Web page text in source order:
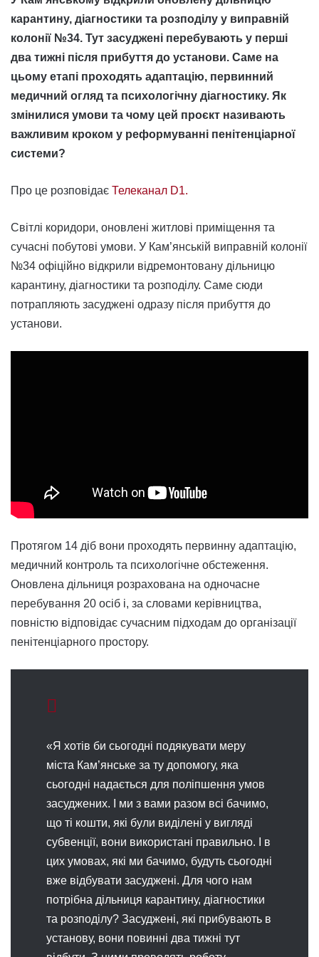
карантину, діагностики та розподілу у виправній
колонії №34. Тут засуджені перебувають у перші
два тижні після прибуття до установи. Саме на
цьому етапі проходять адаптацію, первинний
медичний огляд та психологічну діагностику. Як
змінилися умови та чому цей проєкт називають
важливим кроком у реформуванні пенітенціарної
системи?
Про це розповідає Телеканал D1.
Світлі коридори, оновлені житлові приміщення та
сучасні побутові умови. У Кам’янській виправній колонії
№34 офіційно відкрили відремонтовану дільницю
карантину, діагностики та розподілу. Саме сюди
потрапляють засуджені одразу після прибуття до
установи.
Протягом 14 діб вони проходять первинну адаптацію,
медичний контроль та психологічне обстеження.
Оновлена дільниця розрахована на одночасне
перебування 20 осіб і, за словами керівництва,
повністю відповідає сучасним підходам до організації
пенітенціарного простору.
«Я хотів би сьогодні подякувати меру
міста Кам’янське за ту допомогу, яка
сьогодні надається для поліпшення умов
засуджених. І ми з вами разом всі бачимо,
що ті кошти, які були виділені у вигляді
субвенції, вони використані правильно. І в
цих умовах, які ми бачимо, будуть сьогодні
вже відбувати засуджені. Для чого нам
потрібна дільниця карантину, діагностики
та розподілу? Засуджені, які прибувають в
установу, вони повинні два тижні тут